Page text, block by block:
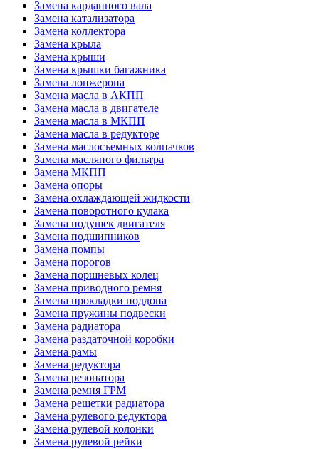
Замена карданного вала
Замена катализатора
Замена коллектора
Замена крыла
Замена крыши
Замена крышки багажника
Замена лонжерона
Замена масла в АКПП
Замена масла в двигателе
Замена масла в МКПП
Замена масла в редукторе
Замена маслосъемных колпачков
Замена масляного фильтра
Замена МКПП
Замена опоры
Замена охлаждающей жидкости
Замена поворотного кулака
Замена подушек двигателя
Замена подшипников
Замена помпы
Замена порогов
Замена поршневых колец
Замена приводного ремня
Замена прокладки поддона
Замена пружины подвески
Замена радиатора
Замена раздаточной коробки
Замена рамы
Замена редуктора
Замена резонатора
Замена ремня ГРМ
Замена решетки радиатора
Замена рулевого редуктора
Замена рулевой колонки
Замена рулевой рейки